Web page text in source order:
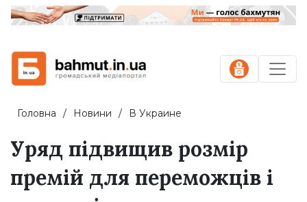
Головна Новини В Украине
Уряд підвищив розмір
премій для переможців і